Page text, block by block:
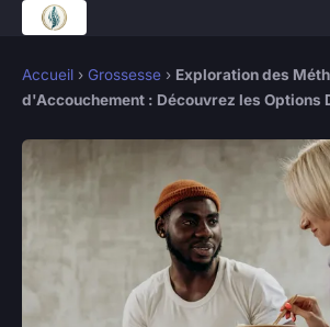
Accueil › Grossesse › Exploration des
d'Accouchement : Découvrez les Options